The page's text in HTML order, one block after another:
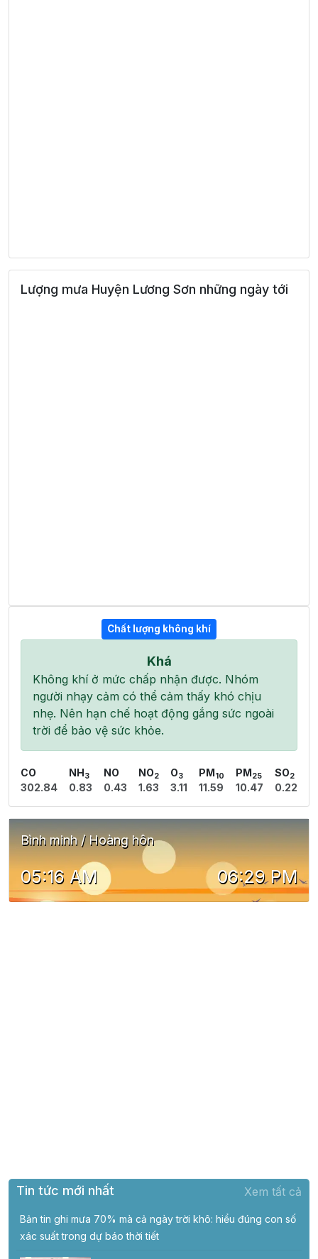
Lượng mưa Huyện Lương Sơn những ngày tới
Chất lượng không khí
Khá
Không khí ở mức chấp nhận được. Nhóm
người nhạy cảm có thể cảm thấy khó chịu
nhẹ. Nên hạn chế hoạt động gắng sức ngoài
trời để bảo vệ sức khỏe.
CO
302.84
NH 3
0.83
NO
0.43
NO2
1.63
O3
3.11
PM 10
11.59
PM 25
10.47
SO2
0.22
Bình minh / Hoàng hôn
05:16 AM 06:29 PM
Tin tức mới nhất Xem tất cả
Bản tin ghi mưa 70% mà cả ngày trời khô: hiểu đúng con số
xác suất trong dự báo thời tiết